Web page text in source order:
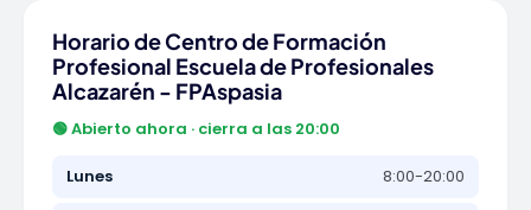
Horario de Centro de Formación
Profesional Escuela de Profesionales
Alcazarén - FPAspasia
🟢 Abierto ahora · cierra a las 20:00
Lunes 8:00-20:00